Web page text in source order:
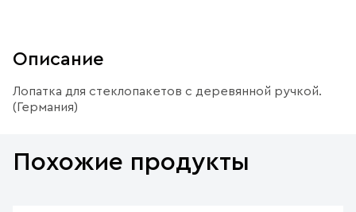
Описание
Лопатка для стеклопакетов с деревянной ручкой.
(Германия)
Похожие продукты